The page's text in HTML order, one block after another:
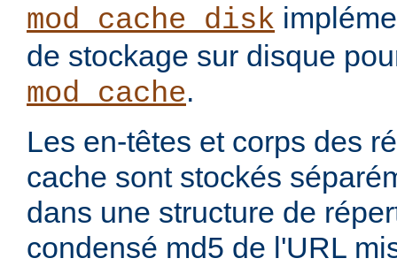
mod_cache_disk
de stockage sur disque
mod_cache.
Les en-têtes et corps des
cache sont stockés
dans une structure de
condensé md5 de l'URL